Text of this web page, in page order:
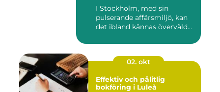
personlig service
I Stockholm, med sin
pulserande affärsmiljö, kan
det ibland kännas överväld...
02. okt
Effektiv och pålitlig
bokföring i Luleå